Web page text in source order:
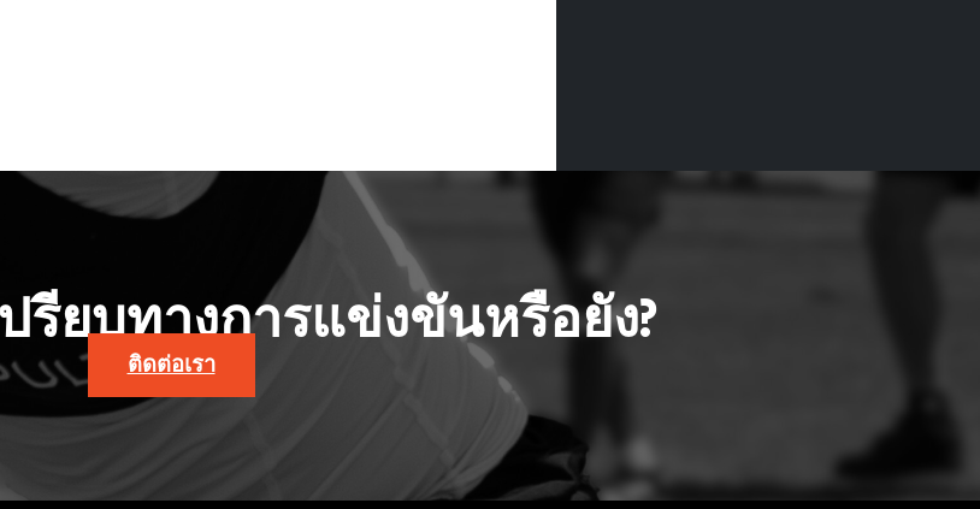
รียบทางการแข่งขันหรือยัง?
ติดต่อเรา